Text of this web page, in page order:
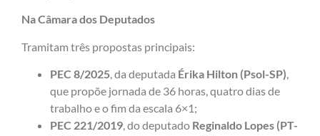
Na Câmara dos Deputados
Tramitam três propostas principais:
PEC 8/2025, da deputada Érika Hilton (Psol-SP),
que propõe jornada de 36 horas, quatro dias de
trabalho e o fim da escala 6×1;
PEC 221/2019, do deputado Reginaldo Lopes (PT-